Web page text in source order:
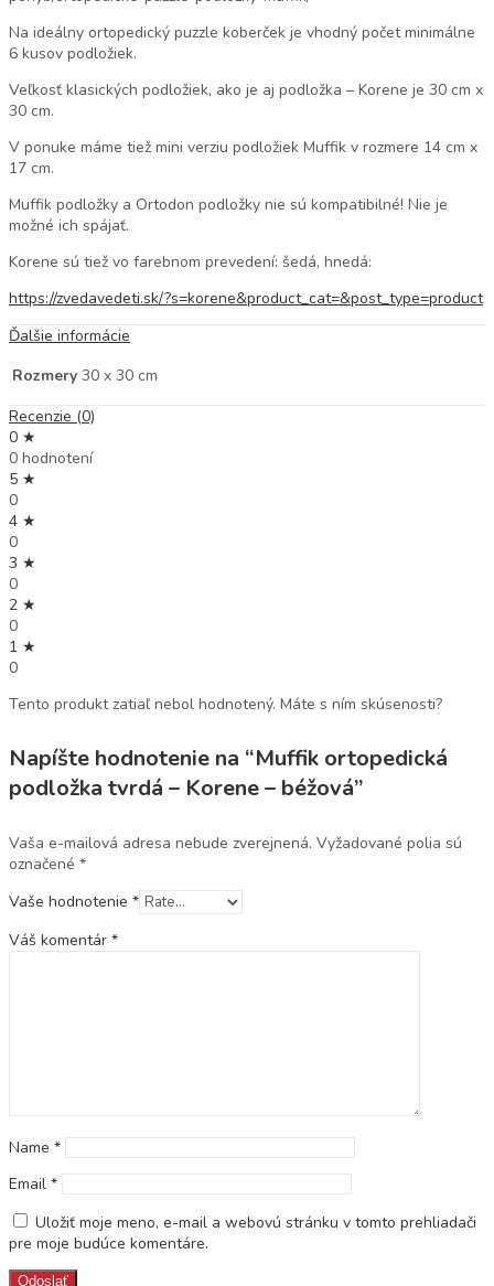
Na ideálny ortopedický puzzle koberček je vhodný počet minimálne
6 kusov podložiek.
Veľkosť klasických podložiek, ako je aj podložka – Korene je 30 cm x
30 cm.
V ponuke máme tiež mini verziu podložiek Muffik v rozmere 14 cm x
17 cm.
Muffik podložky a Ortodon podložky nie sú kompatibilné! Nie je
možné ich spájať.
Korene sú tiež vo farebnom prevedení: šedá, hnedá:
https://zvedavedeti.sk/?s=korene&product_cat=&post_type=product
Ďalšie informácie
Rozmery 30 x 30 cm
Recenzie (0)
0 ★
0 hodnotení
5 ★
0
4 ★
0
3 ★
0
2 ★
0
1 ★
0
Tento produkt zatiaľ nebol hodnotený. Máte s ním skúsenosti?
Napíšte hodnotenie na “Muffik ortopedická
podložka tvrdá – Korene – béžová”
Vaša e-mailová adresa nebude zverejnená. Vyžadované polia sú
označené *
Vaše hodnotenie *
Váš komentár *
Name *
Email *
Uložiť moje meno, e-mail a webovú stránku v tomto prehliadači
pre moje budúce komentáre.